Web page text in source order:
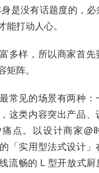
是没有话题度的，
能打动人心。
多样，所以商家首先
阵。
常见的场景有两种：
这类内容突出产品、
点。以设计商家@
「实用型法式设计」
流畅的 L 型开放式